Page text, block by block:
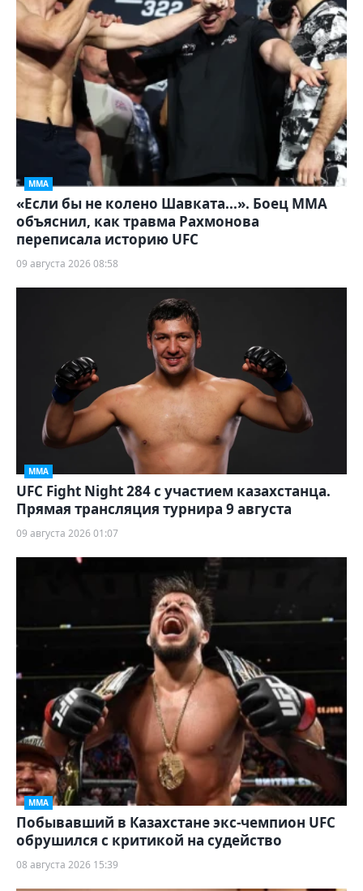
ММА
«Если бы не колено Шавката...». Боец ММА
объяснил, как травма Рахмонова
переписала историю UFC
09 августа 2026 08:58
ММА
UFC Fight Night 284 с участием казахстанца.
Прямая трансляция турнира 9 августа
09 августа 2026 01:07
ММА
Побывавший в Казахстане экс-чемпион UFC
обрушился с критикой на судейство
08 августа 2026 15:39